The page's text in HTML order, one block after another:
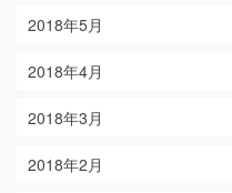
2018年5月
2018年4月
2018年3月
2018年2月